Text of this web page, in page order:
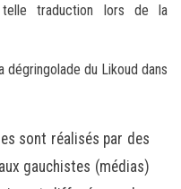
traduction lors de la
dégringolade du Likoud dans
sont réalisés par des
gauchistes (médias)